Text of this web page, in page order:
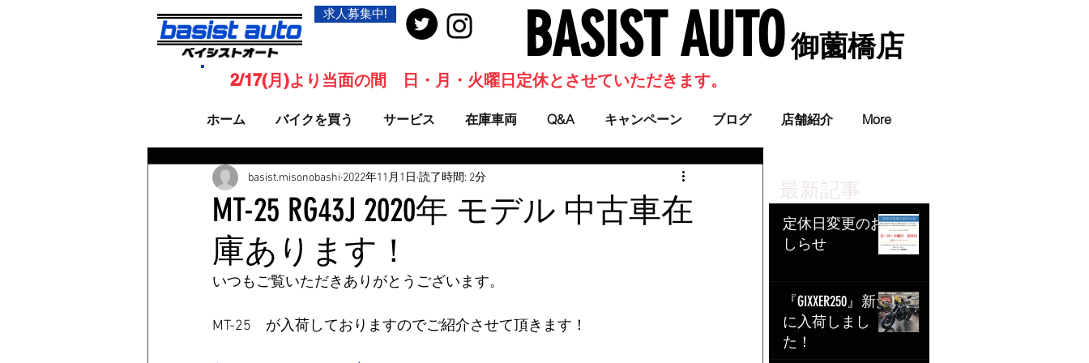
求人募集中! BASIST AUTO​ 御薗橋店
ホーム バイクを買う サービス 在庫車両 Q&A キャンペーン ブログ 店舗紹介 More
2/17(月)より当面の間 日・月・火曜日定休とさせていただきます。
最新記事
定休日変更のお
しらせ
『GIXXER250』新た
に入荷しまし
た！
MT-25 RG43J 2020年 モデル 中古車在
庫あります！
basist.misonobashi 2022年11月1日 読了時間: 2分
いつもご覧いただきありがとうございます。
MT-25　が入荷しておりますのでご紹介させて頂きます！